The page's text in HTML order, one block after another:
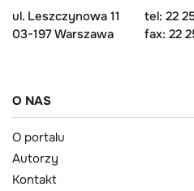
ul. Leszczynowa 11
03-197 Warszawa
tel: 22
fax: 22
O NAS
O portalu
Autorzy
Kontakt